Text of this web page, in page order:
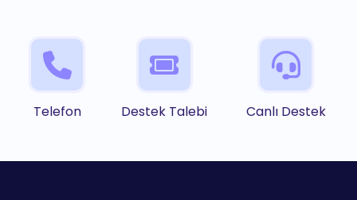
Telefon Destek Talebi Canlı Destek